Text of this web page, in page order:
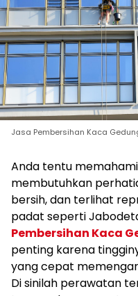
Jasa Pembersihan Kaca
Anda tentu
membutuhkan
bersih, dan terlihat
padat seperti
Pembersihan Kaca
penting karena
yang cepat
Di sinilah perawatan